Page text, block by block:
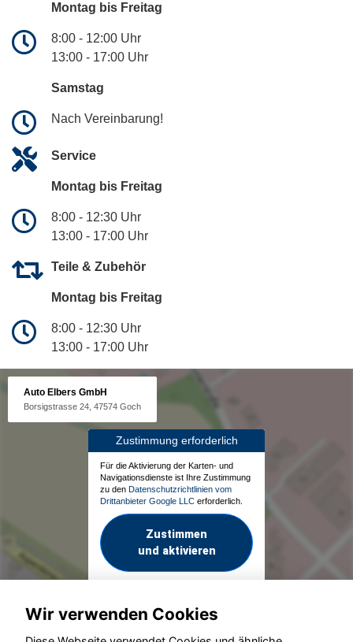
Montag bis Freitag
8:00 - 12:00 Uhr
13:00 - 17:00 Uhr
Samstag
Nach Vereinbarung!
Service
Montag bis Freitag
8:00 - 12:30 Uhr
13:00 - 17:00 Uhr
Teile & Zubehör
Montag bis Freitag
8:00 - 12:30 Uhr
13:00 - 17:00 Uhr
Auto Elbers GmbH
Borsigstrasse 24, 47574 Goch
Zustimmung erforderlich
Für die Aktivierung der Karten- und
Navigationsdienste ist Ihre Zustimmung
zu den Datenschutzrichtlinien vom
Drittanbieter Google LLC erforderlich.
Zustimmen
und aktivieren
Wir verwenden Cookies